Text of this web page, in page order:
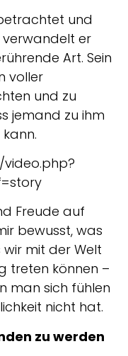
und
verwandelt er
Art. Sein
voller
und zu
jemand zu ihm
Freude auf
bewusst, was
wir mit der Welt
treten können –
man sich fühlen
nicht hat.
zu werden